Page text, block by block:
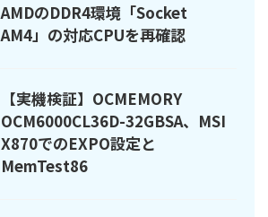
AMDのDDR4環境「Socket
AM4」の対応CPUを再確認
【実機検証】OCMEMORY
OCM6000CL36D-32GBSA、MSI
X870でのEXPO設定と
MemTest86